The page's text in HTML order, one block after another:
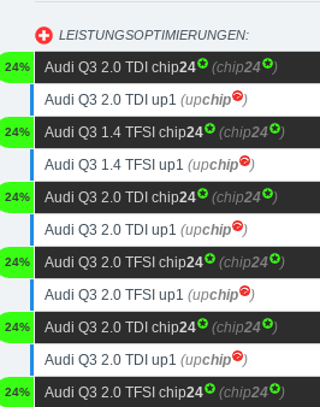
LEISTUNGSOPTIMIERUNGEN:
Audi Q3 2.0 TDI chip24 (chip24 )
24%
Audi Q3 2.0 TDI up1 (upchip )
Audi Q3 1.4 TFSI chip24 (chip24 )
24%
Audi Q3 1.4 TFSI up1 (upchip )
Audi Q3 2.0 TDI chip24 (chip24 )
24%
Audi Q3 2.0 TDI up1 (upchip )
Audi Q3 2.0 TFSI chip24 (chip24 )
24%
Audi Q3 2.0 TFSI up1 (upchip )
Audi Q3 2.0 TDI chip24 (chip24 )
24%
Audi Q3 2.0 TDI up1 (upchip )
Audi Q3 2.0 TFSI chip24 (chip24 )
24%